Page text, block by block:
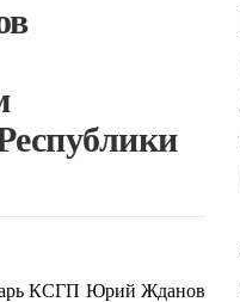
КСГП Юрий Жданов